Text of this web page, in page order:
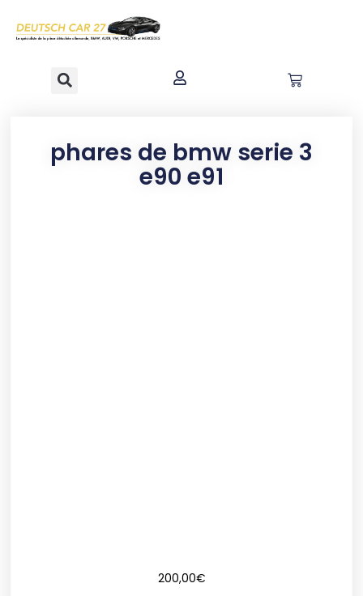
principal
phares de bmw serie 3
e90 e91
200,00€